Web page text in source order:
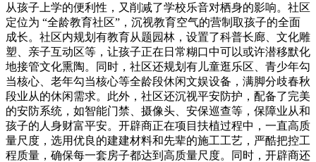
从孩子上学的便利性，又削减了学校乐音对栖身的影响。社区
定位为 “全龄教育社区”，沉视教育空气的营制取孩子的全面
成长。社区内规划有教育从题园林，设置了科普长廊、文化雕
塑、亲子互动区等，让孩子正在日常糊口中可以或许潜移默化
地接管文化熏陶。同时，社区还规划有儿童逛乐区、青少年勾
当核心、老年勾当核心等全龄段休闲文娱设备，满脚分歧春秋
段业从的休闲需求。此外，社区还沉视平安防护，配备了完美
的安防系统，如智能门禁、摄像头、安保巡查等，保障业从和
孩子的人身财富平安。开辟商正在项目扶植过程中，一直高质
量尺度，选用优良的建建材料和先辈的施工工艺，严酷把控工
程质量，确保每一套房子都达到高质量尺度。同时，开辟商还